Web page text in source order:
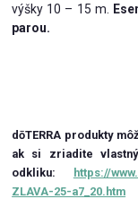
výšky 10 – 15 m.
parou.
dōTERRA produkty
ak si zriadite
odkliku:
https://
ZLAVA-25-a7_20.htm